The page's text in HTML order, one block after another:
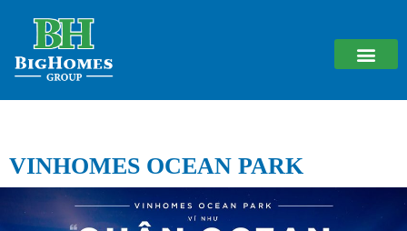
VINHOMES OCEAN PARK